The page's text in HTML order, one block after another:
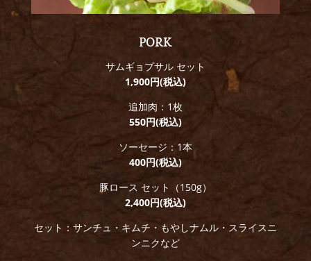
PORK
サムギョプサル セット
1,900円(税込)
追加肉：1枚
550円(税込)
ソーセージ ：1本
400円(税込)
豚ロース セット（150g）
2,400円(税込)
セット：サンチュ・キムチ・もやしナムル・スライスニ
ンニクなど